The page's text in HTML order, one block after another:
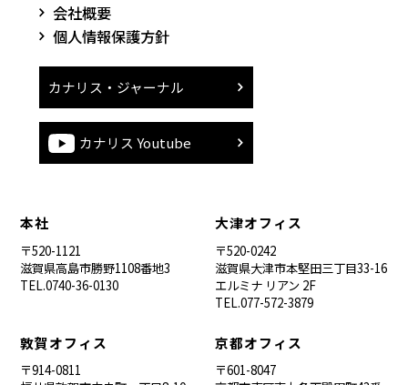
会社概要
個人情報保護方針
カナリス・ジャーナル
カナリス Youtube
本社
〒520-1121
滋賀県高島市勝野1108番地3
TEL.0740-36-0130
大津オフィス
〒520-0242
滋賀県大津市本堅田三丁目33-16
エルミナ リアン 2F
TEL.077-572-3879
敦賀オフィス
〒914-0811
京都オフィス
〒601-8047